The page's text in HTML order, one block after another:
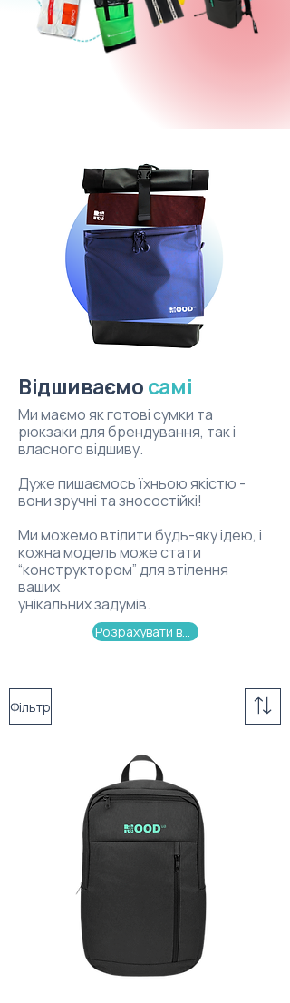
Відшиваємосамі
Ми маємо як готові сумки та
рюкзаки для брендування, так і
власного відшиву.
Дуже пишаємось їхньою якістю -
вони зручні та зносостійкі!
Ми можемо втілити будь-яку ідею, і
кожна модель може стати
“конструктором” для втілення
ваших
унікальних задумів.
Розрахувати вартість
Фільтр